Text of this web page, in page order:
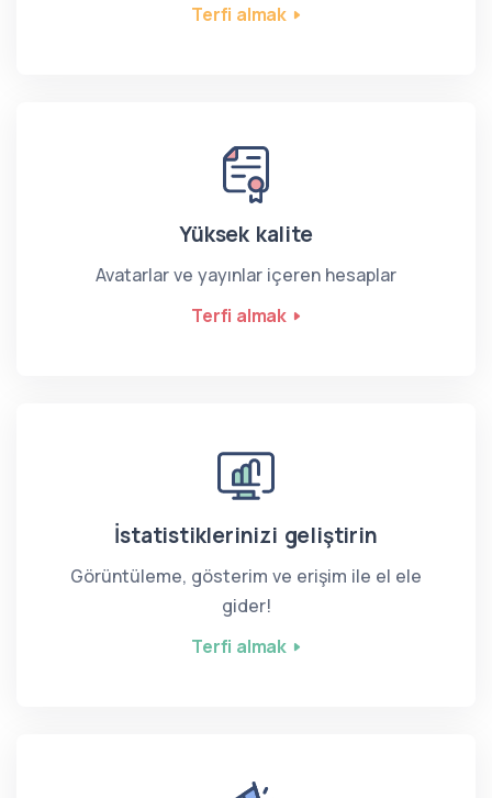
Terfi almak
Yüksek kalite
Avatarlar ve yayınlar içeren hesaplar
Terfi almak
İstatistiklerinizi geliştirin
Görüntüleme, gösterim ve erişim ile el ele
gider!
Terfi almak